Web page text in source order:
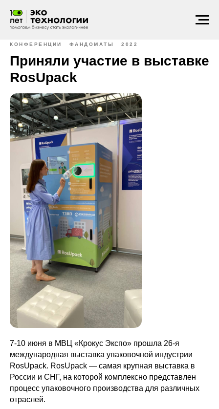
КОНФЕРЕНЦИИ ФАНДОМАТЫ 2022
Приняли участие в выставке
RosUpack
7-10 июня в МВЦ «Крокус Экспо» прошла 26-я
международная выставка упаковочной индустрии
RosUpack. RosUpack — самая крупная выставка в
России и СНГ, на которой комплексно представлен
процесс упаковочного производства для различных
отраслей.